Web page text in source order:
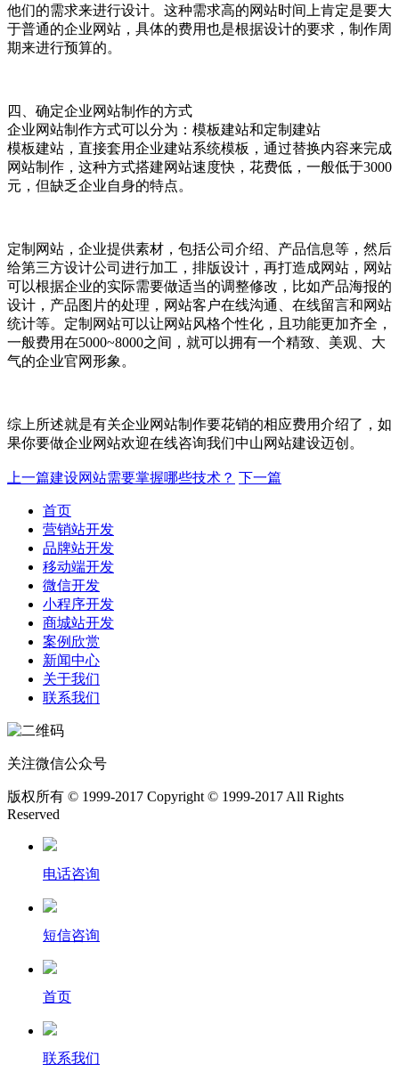
他们的需求来进行设计。这种需求高的网站时间上肯定是要大
于普通的企业网站，具体的费用也是根据设计的要求，制作周
期来进行预算的。
四、确定企业网站制作的方式
企业网站制作方式可以分为：模板建站和定制建站
模板建站，直接套用企业建站系统模板，通过替换内容来完成
网站制作，这种方式搭建网站速度快，花费低，一般低于3000
元，但缺乏企业自身的特点。
定制网站，企业提供素材，包括公司介绍、产品信息等，然后
给第三方设计公司进行加工，排版设计，再打造成网站，网站
可以根据企业的实际需要做适当的调整修改，比如产品海报的
设计，产品图片的处理，网站客户在线沟通、在线留言和网站
统计等。定制网站可以让网站风格个性化，且功能更加齐全，
一般费用在5000~8000之间，就可以拥有一个精致、美观、大
气的企业官网形象。
综上所述就是有关企业网站制作要花销的相应费用介绍了，如
果你要做企业网站欢迎在线咨询我们中山网站建设迈创。
上一篇建设网站需要掌握哪些技术？ 下一篇
首页
营销站开发
品牌站开发
移动端开发
微信开发
小程序开发
商城站开发
案例欣赏
新闻中心
关于我们
联系我们
关注微信公众号
版权所有 © 1999-2017 Copyright © 1999-2017 All Rights
Reserved
电话咨询
短信咨询
首页
联系我们